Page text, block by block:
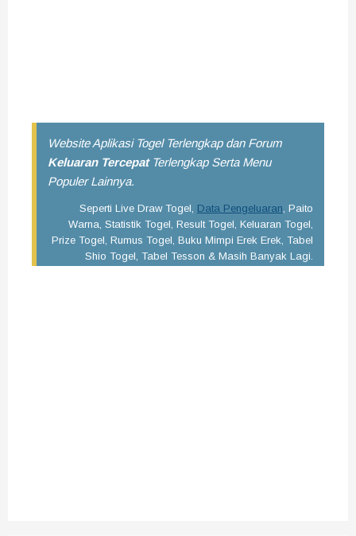
Website Aplikasi Togel Terlengkap dan Forum
Keluaran TercepatTerlengkap Serta Menu
Populer Lainnya.
Seperti Live Draw Togel, Data Pengeluaran, Paito
Warna, Statistik Togel, Result Togel, Keluaran Togel,
Prize Togel, Rumus Togel, Buku Mimpi Erek Erek, Tabel
Shio Togel, Tabel Tesson & Masih Banyak Lagi.